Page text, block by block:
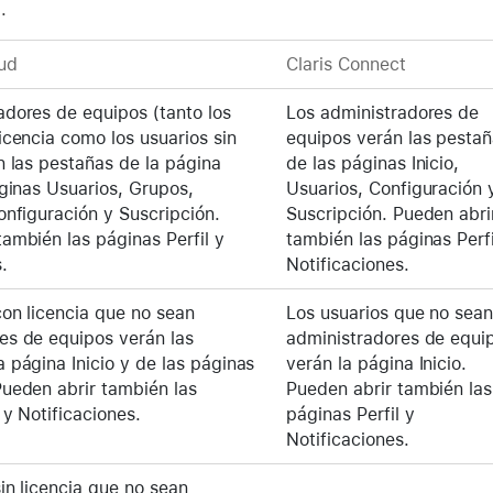
Claris Connect
de equipos (tanto los
como los usuarios sin
las pestañas de la página
Usuarios, Grupos,
y Suscripción.
las páginas Perfil y
Los administradores de
equipos verán las
de las páginas Inicio,
Usuarios, Configuración
Suscripción. Pueden
también las páginas
Notificaciones.
licencia que no sean
de equipos verán las
página Inicio y de las páginas
abrir también las
Notificaciones.
Los usuarios que no sean
administradores de
verán la página Inicio.
Pueden abrir también las
páginas Perfil y
Notificaciones.
licencia que no sean